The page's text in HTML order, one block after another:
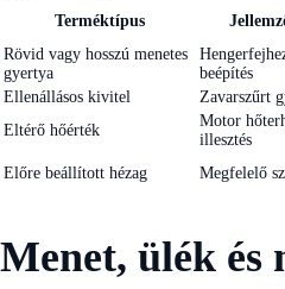
Terméktípus
Rövid vagy hosszú menetes
gyertya
beépítés
Ellenállásos kivitel
Zavarszűrt
Eltérő hőérték
Motor
illesztés
Előre beállított hézag Megfelelő
Menet, ülék és